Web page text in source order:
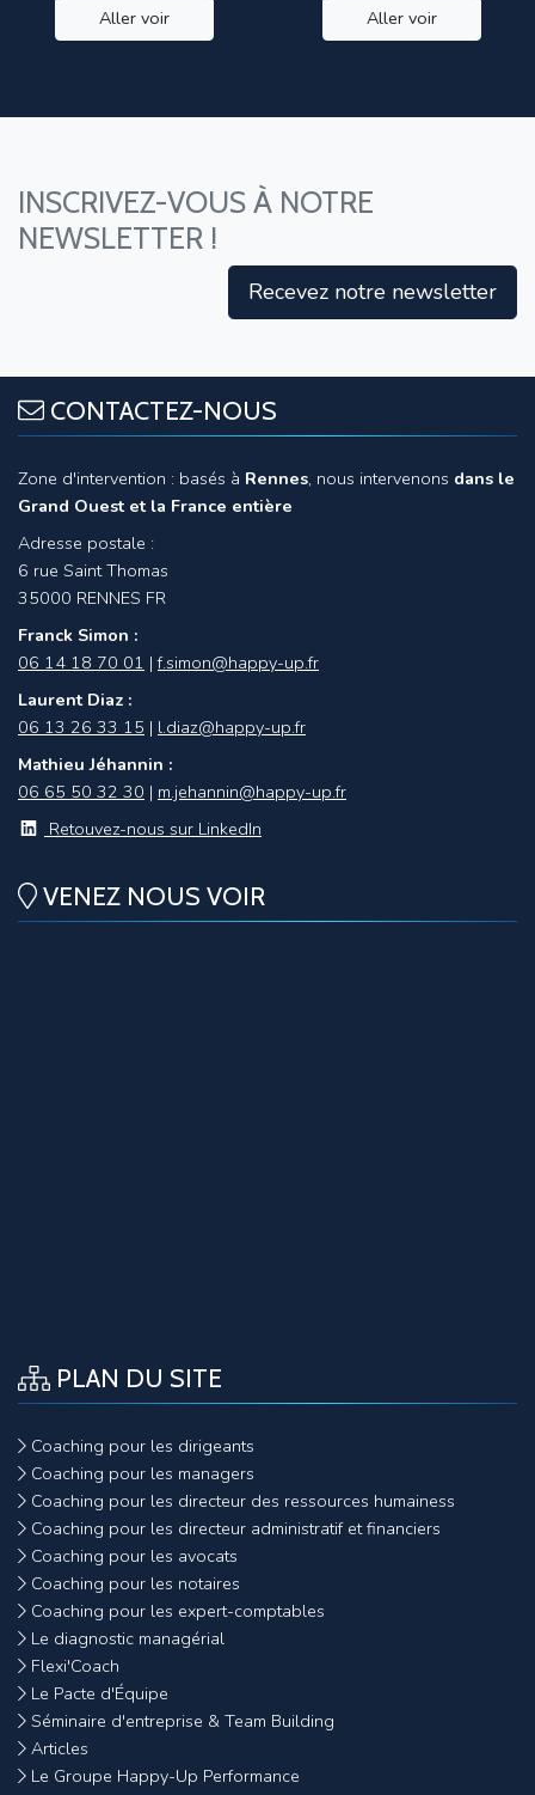
Aller voir Aller voir
INSCRIVEZ-VOUS À NOTRE
NEWSLETTER !
Recevez notre newsletter
CONTACTEZ-NOUS
Zone d'intervention : basés à Rennes, nous intervenons dans le
Grand Ouest et la France entière
Adresse postale :
6 rue Saint Thomas
35000 RENNES FR
Franck Simon :
06 14 18 70 01 |f.simon@happy-up.fr
Laurent Diaz :
06 13 26 33 15 | l.diaz@happy-up.fr
Mathieu Jéhannin :
06 65 50 32 30 | m.jehannin@happy-up.fr
Retouvez-nous sur LinkedIn
VENEZ NOUS VOIR
PLAN DU SITE
Coaching pour les dirigeants
Coaching pour les managers
Coaching pour les directeur des ressources humainess
Coaching pour les directeur administratif et financiers
Coaching pour les avocats
Coaching pour les notaires
Coaching pour les expert-comptables
Le diagnostic managérial
Flexi'Coach
Le Pacte d'Équipe
Séminaire d'entreprise & Team Building
Articles
Le Groupe Happy-Up Performance